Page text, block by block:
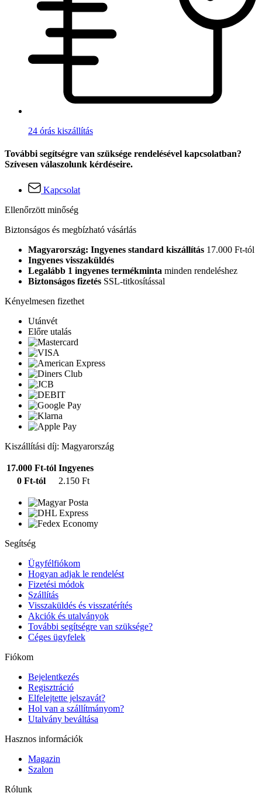
24 órás kiszállítás
További segítségre van szüksége rendelésével kapcsolatban?
Szívesen válaszolunk kérdéseire.
Kapcsolat
Ellenőrzött minőség
Biztonságos és megbízható vásárlás
Magyarország: Ingyenes standard kiszállítás 17.000 Ft-tól
Ingyenes visszaküldés
Legalább 1 ingyenes termékminta minden rendeléshez
Biztonságos fizetés SSL-titkosítással
Kényelmesen fizethet
Utánvét
Előre utalás
Kiszállítási díj: Magyarország
17.000 Ft-tól Ingyenes
0 Ft-tól
2.150 Ft
Segítség
Ügyfélfiókom
Hogyan adjak le rendelést
Fizetési módok
Szállítás
Visszaküldés és visszatérítés
Akciók és utalványok
További segítségre van szüksége?
Céges ügyfelek
Fiókom
Bejelentkezés
Regisztráció
Elfelejtette jelszavát?
Hol van a szállítmányom?
Utalvány beváltása
Hasznos információk
Magazin
Szalon
Rólunk